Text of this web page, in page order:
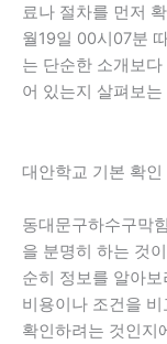
료나 절차를 먼저
월19일 00시07분
는 단순한 소개보
어 있는지 살펴보
대안학교 기본 확
동대문구하수구막
을 분명히 하는 것
순히 정보를 알아
비용이나 조건을
확인하려는 것인지